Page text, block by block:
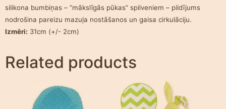
silikona bumbiņas – “mākslīgās pūkas” spilveniem – pildījums
nodrošina pareizu mazuļa nostāšanos un gaisa cirkulāciju.
Izmēri: 31cm (+/- 2cm)
Related products